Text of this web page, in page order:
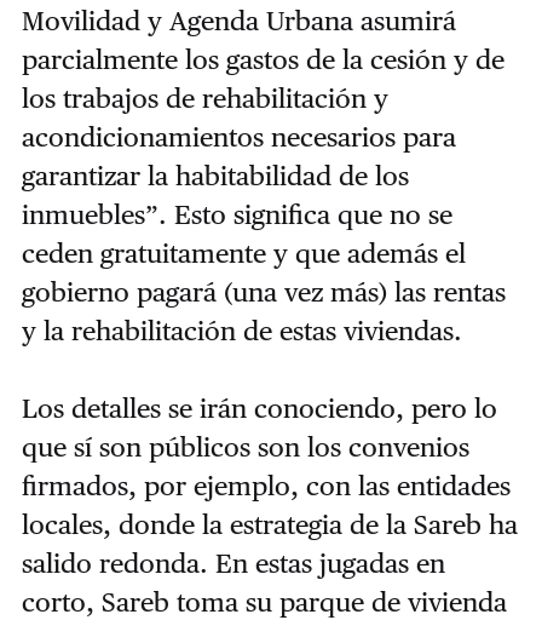
Movilidad y Agenda Urbana asumirá
parcialmente los gastos de la cesión y de
los trabajos de rehabilitación y
acondicionamientos necesarios para
garantizar la habitabilidad de los
inmuebles”. Esto significa que no se
ceden gratuitamente y que además el
gobierno pagará (una vez más) las rentas
y la rehabilitación de estas viviendas.
Los detalles se irán conociendo, pero lo
que sí son públicos son los convenios
firmados, por ejemplo, con las entidades
locales, donde la estrategia de la Sareb ha
salido redonda. En estas jugadas en
corto, Sareb toma su parque de vivienda